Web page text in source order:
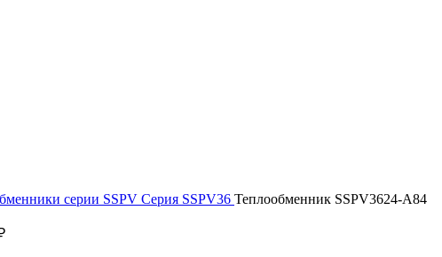
серии SSPV Серия SSPV36 Теплообменник SSPV3624-A84